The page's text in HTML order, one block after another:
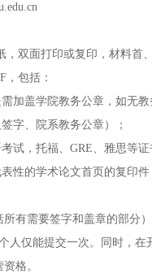
双面打印或复印，材料首
，包括：
加盖学院教务公章，如无
字、院系教务公章）；
试，托福、GRE、雅思等
性的学术论文首页的复印
有需要签字和盖章的部分
人仅能提交一次。同时，
格。